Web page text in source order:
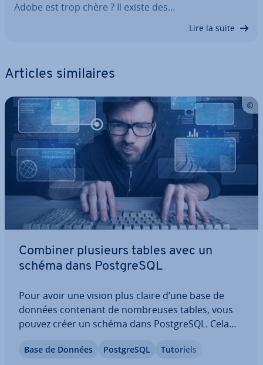
Adobe est trop chère ? Il existe des…
Lire la suite
Articles si­mi­laires
Combiner plusieurs tables avec un
schéma dans Post­greSQL
Pour avoir une vision plus claire d’une base de
données contenant de nom­breuses tables, vous
pouvez créer un schéma dans Post­greSQL. Cela
fa­ci­le­ment. Dans cet article, nous vous ex­pli­quons
Base de Données Post­greSQL Tutoriels